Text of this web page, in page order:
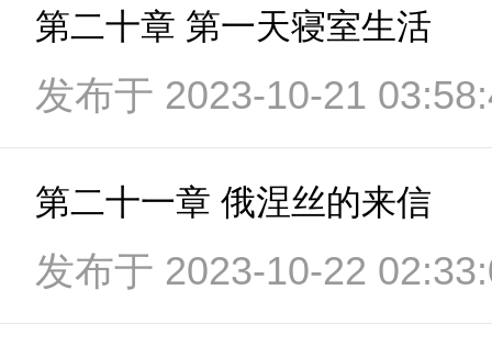
第二十章 第一天寝室生活
发布于 2023-10-21
第二十一章 俄涅丝的来信
发布于 2023-10-22